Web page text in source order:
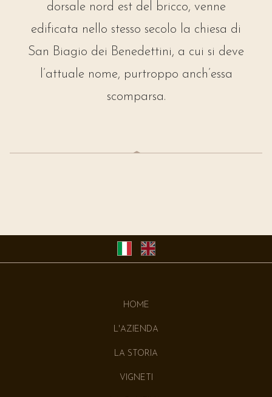
dorsale nord est del bricco, venne
edificata nello stesso secolo la chiesa di
San Biagio dei Benedettini, a cui si deve
l’attuale nome, purtroppo anch’essa
scomparsa.
HOME
L'AZIENDA
LA STORIA
VIGNETI